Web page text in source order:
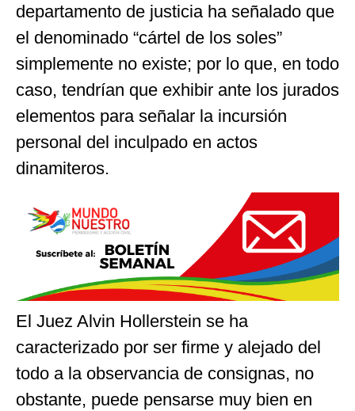
departamento de justicia ha señalado que
el denominado “cártel de los soles”
simplemente no existe; por lo que, en todo
caso, tendrían que exhibir ante los jurados
elementos para señalar la incursión
personal del inculpado en actos
dinamiteros.
El Juez Alvin Hollerstein se ha
caracterizado por ser firme y alejado del
todo a la observancia de consignas, no
obstante, puede pensarse muy bien en